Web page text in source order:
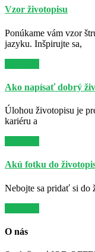
Vzor životopisu
Ponúkame vám vzor
jazyku. Inšpirujte sa,
Ako napísať dobrý
Úlohou životopisu je
kariéru a
Akú fotku do
Nebojte sa pridať si do
O nás